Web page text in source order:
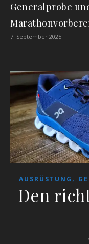
Generalprobe
7. September 2025
AUSRÜSTUNG ,
Den